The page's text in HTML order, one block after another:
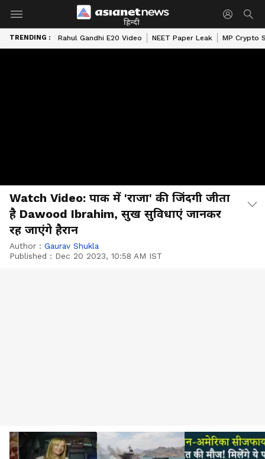
हिन्दी
TRENDING : Rahul Gandhi E20 Video NEET Paper Leak MP Crypto
Watch Video: पाक में 'राजा' की जिंदगी जीता
है Dawood Ibrahim, सुख सुविधाएं जानकर
रह जाएंगे हैरान
Author : Gaurav Shukla
Published : Dec 20 2023, 10:58 AM IST